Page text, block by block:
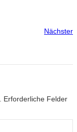
Nächster
Erforderliche Felder